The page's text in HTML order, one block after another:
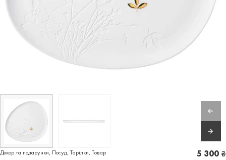
Декор та подарунки, Посуд, Тарілки, Товар 5 300 ₴